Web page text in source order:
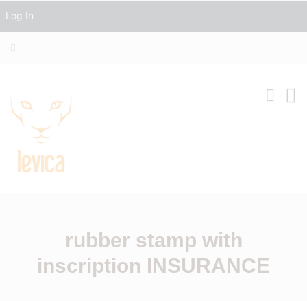
rubber stamp with
inscription INSURANCE
Log In